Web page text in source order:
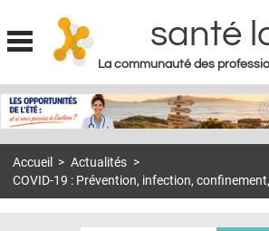
Jump to navigation
santé
La communauté des
MON COMPTE
S'ABONNER À LA REVUE SOIN À DOMICILE
Accueil > Actualités >
COVID-19 : Prévention, infection,